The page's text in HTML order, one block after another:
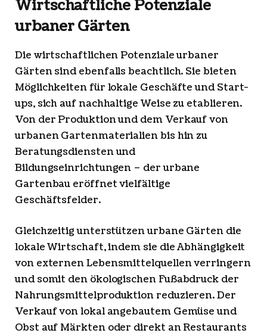
Wirtschaftliche Potenziale
urbaner Gärten
Die wirtschaftlichen Potenziale urbaner
Gärten sind ebenfalls beachtlich. Sie bieten
Möglichkeiten für lokale Geschäfte und Start-
ups, sich auf nachhaltige Weise zu etablieren.
Von der Produktion und dem Verkauf von
urbanen Gartenmaterialien bis hin zu
Beratungsdiensten und
Bildungseinrichtungen – der urbane
Gartenbau eröffnet vielfältige
Geschäftsfelder.
Gleichzeitig unterstützen urbane Gärten die
lokale Wirtschaft, indem sie die Abhängigkeit
von externen Lebensmittelquellen verringern
und somit den ökologischen Fußabdruck der
Nahrungsmittelproduktion reduzieren. Der
Verkauf von lokal angebautem Gemüse und
Obst auf Märkten oder direkt an Restaurants